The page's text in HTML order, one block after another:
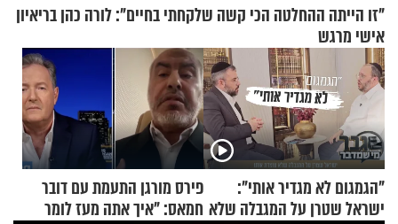
"זו הייתה ההחלטה הכי קשה שלקחתי בחיים": לורה כהן בריאיון
אישי מרגש
"הגמגום לא מגדיר אותי":
ישראל שטרן על המגבלה שלא
פירס מורגן התעמת עם דובר
חמאס: "איך אתה מעז לומר